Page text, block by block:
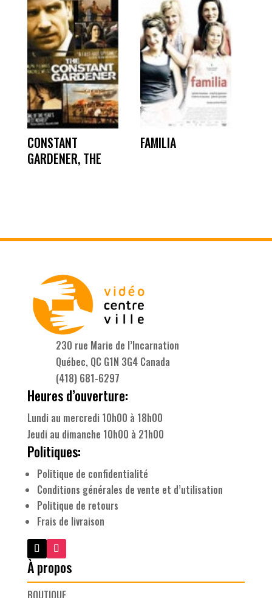
CONSTANT
GARDENER, THE
FAMILIA
230 rue Marie de l’Incarnation
Québec, QC G1N 3G4 Canada
(418) 681-6297
Heures d’ouverture:
Lundi au mercredi 10h00 à 18h00
Jeudi au dimanche 10h00 à 21h00
Politiques:
Politique de confidentialité
Conditions générales de vente et d’utilisation
Politique de retours
Frais de livraison
À propos
BOUTIQUE